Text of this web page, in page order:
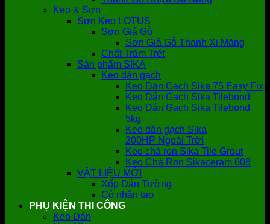
Keo & Sơn
Sơn Keo LOTUS
Sơn Giả Gỗ
Sơn Giả Gỗ Thanh Xi Măng
Chất Trám Trét
Sản phẩm SIKA
Keo dán gạch
Keo Dán Gạch Sika 75 Easy Fix
Keo Dán Gạch Sika Tilebond
Keo Dán Gạch Sika Tilebond
5kg
Keo dán gạch Sika
200HP Ngoài Trời
Keo chà ron Sika Tile Grout
Keo Chà Ron Sikaceram 608
VẬT LIỆU MỚI
Xốp Dán Tường
Cỏ nhân tạo
PHỤ KIỆN THI CÔNG
Keo Dán